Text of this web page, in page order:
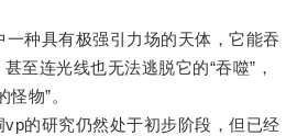
种具有极强引力场的天体，它能吞
至连光线也无法逃脱它的“吞噬”，
物”。
的研究仍然处于初步阶段，但已经